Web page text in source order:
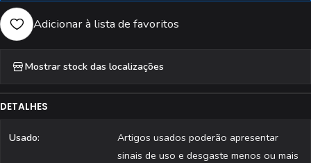
Adicionar à lista de favoritos
Mostrar stock das localizações
DETALHES
Usado:
Artigos usados poderão apresentar
sinais de uso e desgaste menos ou mais